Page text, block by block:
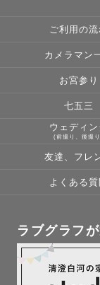
ご利用の流
カメラマン
お宮参り
七五三
ウェディン
(前撮り、後撮
友達、フレ
よくある質
ラブグラフ